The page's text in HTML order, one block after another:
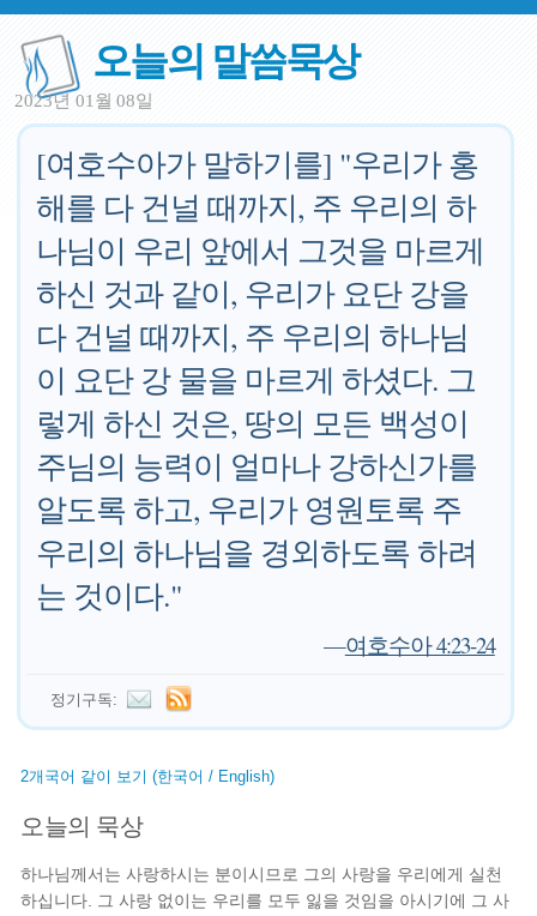
오늘의 말씀묵상
2023년 01월 08일
[여호수아가 말하기를] "우리가 홍
해를 다 건널 때까지, 주 우리의 하
나님이 우리 앞에서 그것을 마르게
하신 것과 같이, 우리가 요단 강을
다 건널 때까지, 주 우리의 하나님
이 요단 강 물을 마르게 하셨다. 그
렇게 하신 것은, 땅의 모든 백성이
주님의 능력이 얼마나 강하신가를
알도록 하고, 우리가 영원토록 주
우리의 하나님을 경외하도록 하려
는 것이다."
—여호수아 4:23-24
정기구독:
2개국어 같이 보기 (한국어 / English)
오늘의 묵상
하나님께서는 사랑하시는 분이시므로 그의 사랑을 우리에게 실천
하십니다. 그 사랑 없이는 우리를 모두 잃을 것임을 아시기에 그 사